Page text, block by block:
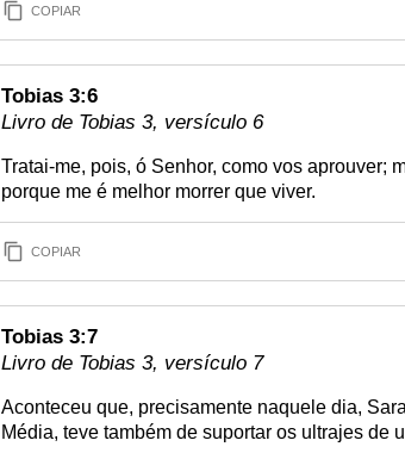
COPIAR
Tobias 3:6
Livro de Tobias 3, versículo 6
Tratai-me, pois, ó Senhor, como vos aprouver;
porque me é melhor morrer que viver.
COPIAR
Tobias 3:7
Livro de Tobias 3, versículo 7
Aconteceu que, precisamente naquele dia,
Média, teve também de suportar os ultrajes de